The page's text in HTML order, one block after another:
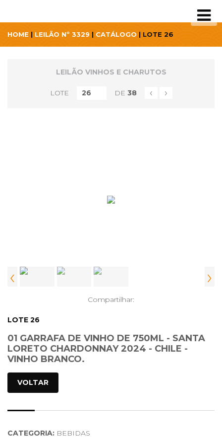
HOME | LEILÃO Nº 3329 | CATÁLOGO | LOTE 26
LEILÃO VINHOS E CHARUTOS
LOTE DE 38 ‹ ›
‹ ›
Compartilhar:
LOTE 26
01 GARRAFA DE VINHO DE 750ML - SANTA
LORETO CHARDONNAY 2024 - CHILE -
VINHO BRANCO.
VOLTAR
CATEGORIA: BEBIDAS